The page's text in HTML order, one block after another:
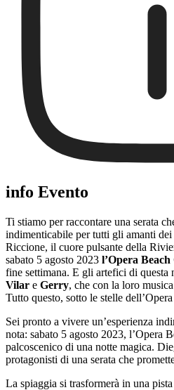
info Evento
Ti stiamo per raccontare una serata
indimenticabile per tutti gli amanti dei
Riccione, il cuore pulsante della
sabato 5 agosto 2023 l’Opera
fine settimana. E gli artefici di questa
Vilar e Gerry, che con la loro
Tutto questo, sotto le stelle
Sei pronto a vivere un’esperienza
nota: sabato 5 agosto 2023, l’Opera
palcoscenico di una notte magica.
protagonisti di una serata che
La spiaggia si trasformerà in una